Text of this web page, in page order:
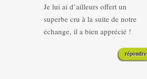
Je lui ai d’ailleurs offert un
superbe cru à la suite de notre
échange, il a bien apprécié !
répondre